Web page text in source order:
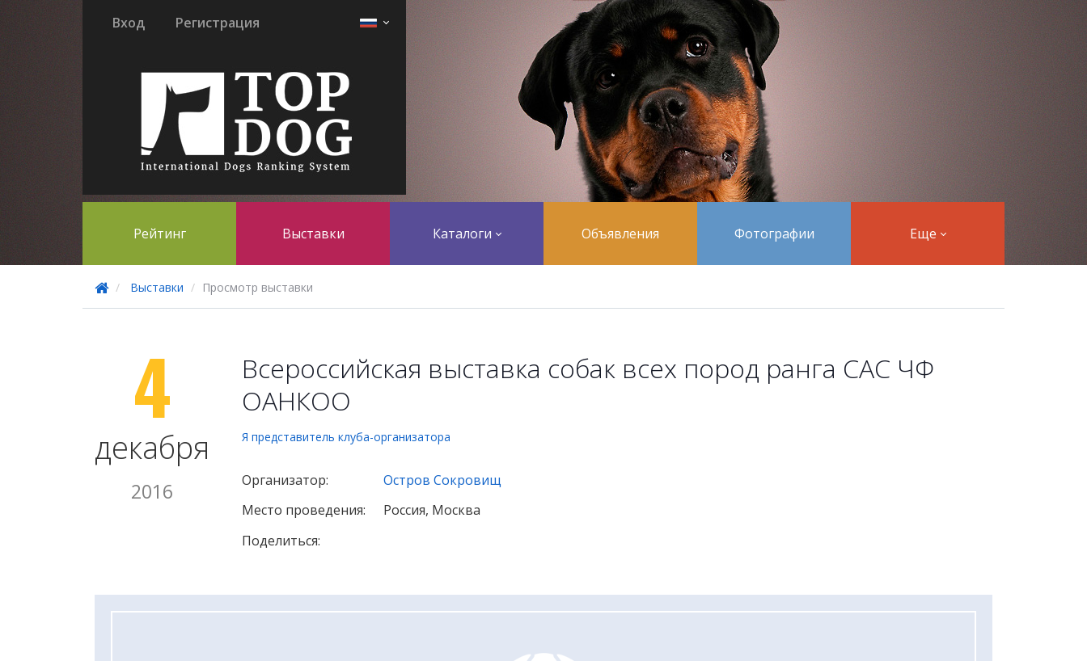
Вход Регистрация
Рейтинг Выставки Каталоги Объявления Фотографии Еще
Выставки Просмотр выставки
4
декабря
2016
Всероссийская выставка собак всех пород ранга САС ЧФ
ОАНКОО
Я представитель клуба-организатора
Организатор:
Остров Сокровищ
Место проведения:
Россия, Москва
Поделиться: